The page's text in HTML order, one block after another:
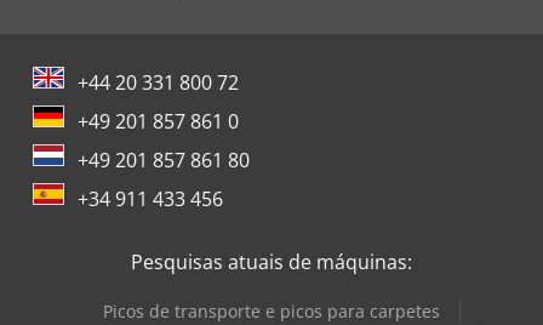
+44 20 331 800 72
+49 201 857 861 0
+49 201 857 861 80
+34 911 433 456
Pesquisas atuais de máquinas:
Picos de transporte e picos para carpetes